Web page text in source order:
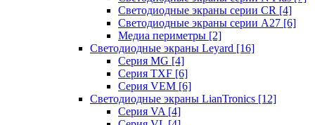
Светодиодные экраны серии CR [4]
Светодиодные экраны серии А27 [6]
Медиа периметры [2]
Светодиодные экраны Leyard [16]
Серия MG [4]
Серия TXF [6]
Серия VEM [6]
Светодиодные экраны LianTronics [12]
Серия VA [4]